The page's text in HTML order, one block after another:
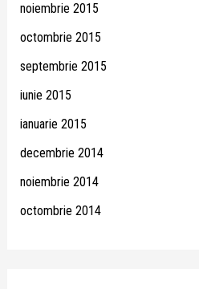
noiembrie 2015
octombrie 2015
septembrie 2015
iunie 2015
ianuarie 2015
decembrie 2014
noiembrie 2014
octombrie 2014